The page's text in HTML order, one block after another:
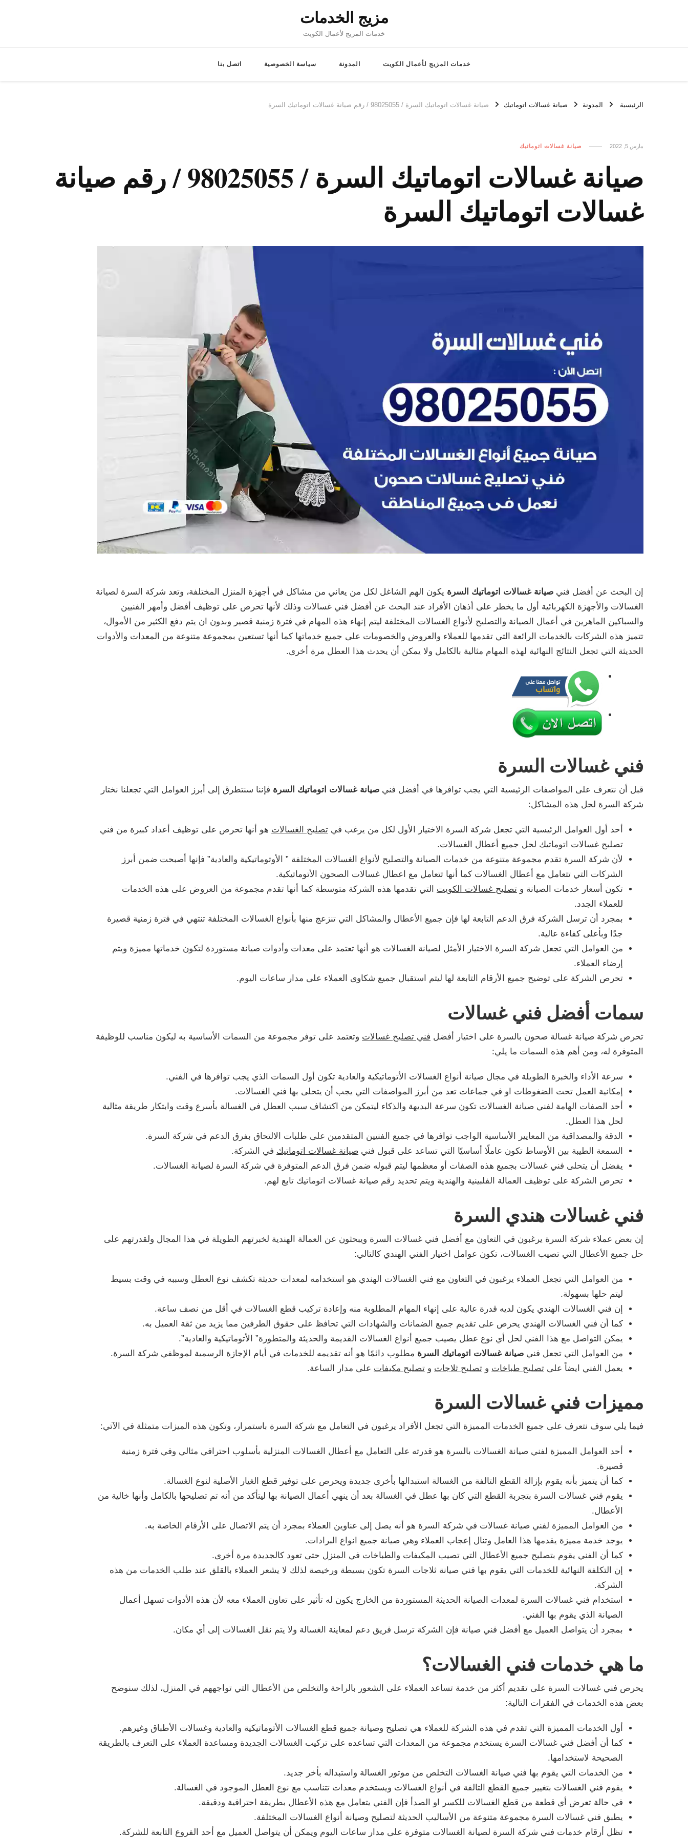
مزيج الخدمات
خدمات المزيج لأعمال الكويت
خدمات المزيج لأعمال الكويت المدونة سياسة الخصوصية اتصل بنا
الرئيسية المدونة صيانة غسالات اتوماتيك صيانة غسالات اتوماتيك السرة / 98025055 / رقم صيانة غسالات اتوماتيك السرة
مارس 5, 2022 صيانة غسالات اتوماتيك
صيانة غسالات اتوماتيك السرة / 98025055 / رقم صيانة
غسالات اتوماتيك السرة
إن البحث عن أفضل فني صيانة غسالات اتوماتيك السرة يكون الهم الشاغل لكل من يعاني من مشاكل في أجهزة المنزل المختلفة، وتعد شركة السرة لصيانة
الغسالات والأجهزة الكهربائية أول ما يخطر على أذهان الأفراد عند البحث عن أفضل فني غسالات وذلك لأنها تحرص على توظيف أفضل وأمهر الفنيين
والسباكين الماهرين في أعمال الصيانة والتصليح لأنواع الغسالات المختلفة ليتم إنهاء هذه المهام في فترة زمنية قصير وبدون ان يتم دفع الكثير من الأموال،
تتميز هذه الشركات بالخدمات الرائعة التي تقدمها للعملاء والعروض والخصومات على جميع خدماتها كما أنها تستعين بمجموعة متنوعة من المعدات والأدوات
الحديثة التي تجعل النتائج النهائية لهذه المهام مثالية بالكامل ولا يمكن أن يحدث هذا العطل مرة أخرى.
فني غسالات السرة
قبل أن نتعرف على المواصفات الرئيسية التي يجب توافرها في أفضل فني صيانة غسالات اتوماتيك السرة فإننا سنتطرق إلى أبرز العوامل التي تجعلنا نختار
شركة السرة لحل هذه المشاكل:
أحد أول العوامل الرئيسية التي تجعل شركة السرة الاختيار الأول لكل من يرغب في تصليح الغسالات هو أنها تحرص على توظيف أعداد كبيرة من فني
تصليح غسالات اتوماتيك لحل جميع أعطال الغسالات.
لأن شركة السرة تقدم مجموعة متنوعة من خدمات الصيانة والتصليح لأنواع الغسالات المختلفة ” الأوتوماتيكية والعادية” فإنها أصبحت ضمن أبرز
الشركات التي تتعامل مع أعطال الغسالات كما أنها تتعامل مع اعطال غسالات الصحون الأتوماتيكية.
تكون أسعار خدمات الصيانة و تصليح غسالات الكويت التي تقدمها هذه الشركة متوسطة كما أنها تقدم مجموعة من العروض على هذه الخدمات
للعملاء الجدد.
بمجرد أن ترسل الشركة فرق الدعم التابعة لها فإن جميع الأعطال والمشاكل التي تنزعج منها بأنواع الغسالات المختلفة تنتهي في فترة زمنية قصيرة
جدًا وبأعلى كفاءة عالية.
من العوامل التي تجعل شركة السرة الاختيار الأمثل لصيانة الغسالات هو أنها تعتمد على معدات وأدوات صيانة مستوردة لتكون خدماتها مميزة ويتم
إرضاء العملاء.
تحرص الشركة على توضيح جميع الأرقام التابعة لها ليتم استقبال جميع شكاوى العملاء على مدار ساعات اليوم.
سمات أفضل فني غسالات
تحرص شركة صيانة غسالة صحون بالسرة على اختيار أفضل فني تصليح غسالات وتعتمد على توفر مجموعة من السمات الأساسية به ليكون مناسب للوظيفة
المتوفرة له، ومن أهم هذه السمات ما يلي:
سرعة الأداء والخبرة الطويلة في مجال صيانة أنواع الغسالات الأتوماتيكية والعادية تكون أول السمات الذي يجب توافرها في الفني.
إمكانية العمل تحت الضغوطات او في جماعات تعد من أبرز المواصفات التي يجب أن يتحلى بها فني الغسالات.
أحد الصفات الهامة لفني صيانة الغسالات تكون سرعة البديهة والذكاء ليتمكن من اكتشاف سبب العطل في الغسالة بأسرع وقت وابتكار طريقة مثالية
لحل هذا العطل.
الدقة والمصداقية من المعايير الأساسية الواجب توافرها في جميع الفنيين المتقدمين على طلبات الالتحاق بفرق الدعم في شركة السرة.
السمعة الطيبة بين الأوساط تكون عاملًا أساسيًا التي تساعد على قبول فني صيانة غسالات اتوماتيك في الشركة.
يفضل أن يتحلى فني غسالات بجميع هذه الصفات أو معظمها ليتم قبوله ضمن فرق الدعم المتوفرة في شركة السرة لصيانة الغسالات.
تحرص الشركة على توظيف العمالة الفلبينية والهندية ويتم تحديد رقم صيانة غسالات اتوماتيك تابع لهم.
فني غسالات هندي السرة
إن بعض عملاء شركة السرة يرغبون في التعاون مع أفضل فني غسالات السرة ويبحثون عن العمالة الهندية لخبرتهم الطويلة في هذا المجال ولقدرتهم على
حل جميع الأعطال التي تصيب الغسالات، تكون عوامل اختيار الفني الهندي كالتالي:
من العوامل التي تجعل العملاء يرغبون في التعاون مع فني الغسالات الهندي هو استخدامه لمعدات حديثة تكشف نوع العطل وسببه في وقت بسيط
ليتم حلها بسهولة.
إن فني الغسالات الهندي يكون لديه قدرة عالية على إنهاء المهام المطلوبة منه وإعادة تركيب قطع الغسالات في أقل من نصف ساعة.
كما أن فني الغسالات الهندي يحرص على تقديم جميع الضمانات والشهادات التي تحافظ على حقوق الطرفين مما يزيد من ثقة العميل به.
يمكن التواصل مع هذا الفني لحل أي نوع عطل يصيب جميع أنواع الغسالات القديمة والحديثة والمتطورة” الأتوماتيكية والعادية”.
من العوامل التي تجعل فني صيانة غسالات اتوماتيك السرة مطلوب دائمًا هو أنه تقديمه للخدمات في أيام الإجازة الرسمية لموظفي شركة السرة.
يعمل الفني ايضاً على تصليح طباخات و تصليح ثلاجات و تصليح مكيفات على مدار الساعة.
مميزات فني غسالات السرة
فيما يلي سوف نتعرف على جميع الخدمات المميزة التي تجعل الأفراد يرغبون في التعامل مع شركة السرة باستمرار، وتكون هذه الميزات متمثلة في الآتي:
أحد العوامل المميزة لفني صيانة الغسالات بالسرة هو قدرته على التعامل مع أعطال الغسالات المنزلية بأسلوب احترافي مثالي وفي فترة زمنية
قصيرة.
كما أن يتميز بأنه يقوم بإزالة القطع التالفة من الغسالة استبدالها بأخرى جديدة ويحرص على توفير قطع الغيار الأصلية لنوع الغسالة.
يقوم فني غسالات السرة بتجربة القطع التي كان بها عطل في الغسالة بعد أن ينهي أعمال الصيانة بها ليتأكد من أنه تم تصليحها بالكامل وأنها خالية من
الأعطال.
من العوامل المميزة لفني صيانة غسالات في شركة السرة هو أنه يصل إلى عناوين العملاء بمجرد أن يتم الاتصال على الأرقام الخاصة به.
يوجد خدمة مميزة يقدمها هذا العامل وتنال إعجاب العملاء وهي صيانة جميع انواع البرادات.
كما أن الفني يقوم بتصليح جميع الأعطال التي تصيب المكيفات والطباخات في المنزل حتى تعود كالجديدة مرة أخرى.
إن التكلفة النهائية للخدمات التي يقوم بها فني صيانة ثلاجات السرة تكون بسيطة ورخيصة لذلك لا يشعر العملاء بالقلق عند طلب الخدمات من هذه
الشركة.
استخدام فني غسالات السرة لمعدات الصيانة الحديثة المستوردة من الخارج يكون له تأثير على تعاون العملاء معه لأن هذه الأدوات تسهل أعمال
الصيانة الذي يقوم بها الفني.
بمجرد أن يتواصل العميل مع أفضل فني صيانة فإن الشركة ترسل فريق دعم لمعاينة الغسالة ولا يتم نقل الغسالات إلى أي مكان.
ما هي خدمات فني الغسالات؟
يحرص فني غسالات السرة على تقديم أكثر من خدمة تساعد العملاء على الشعور بالراحة والتخلص من الأعطال التي تواجههم في المنزل، لذلك سنوضح
بعض هذه الخدمات في الفقرات التالية:
أول الخدمات المميزة التي تقدم في هذه الشركة للعملاء هي تصليح وصيانة جميع قطع الغسالات الأتوماتيكية والعادية وغسالات الأطباق وغيرهم.
كما أن أفضل فني غسالات السرة يستخدم مجموعة من المعدات التي تساعده على تركيب الغسالات الجديدة ومساعدة العملاء على التعرف بالطريقة
الصحيحة لاستخدامها.
من الخدمات التي يقوم بها فني صيانة الغسالات التخلص من موتور الغسالة واستبداله بأخر جديد.
يقوم فني الغسالات بتغيير جميع القطع التالفة في أنواع الغسالات ويستخدم معدات تتناسب مع نوع العطل الموجود في الغسالة.
في حالة تعرض أي قطعة من قطع الغسالات للكسر او الصدأ فإن الفني يتعامل مع هذه الأعطال بطريقة احترافية ودقيقة.
يطبق فني غسالات السرة مجموعة متنوعة من الأساليب الحديثة لتصليح وصيانة أنواع الغسالات المختلفة.
تظل أرقام خدمات فني شركة السرة لصيانة الغسالات متوفرة على مدار ساعات اليوم ويمكن أن يتواصل العميل مع أحد الفروع التابعة للشركة.